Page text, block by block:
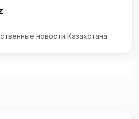
новости Казахстана